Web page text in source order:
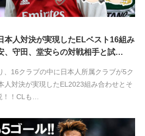
本人対決が実現したELベスト16組み
、守田、堂安らの対戦相手と試…
、16クラブの中に日本人所属クラブが5ク
人対決が実現したEL2023組み合わせとそ
！！CLも…